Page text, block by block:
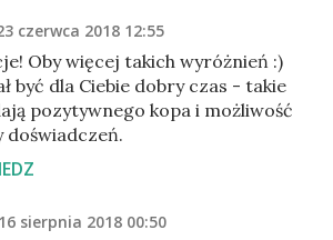
czerwca 2018 12:55
Oby więcej takich wyróżnień :)
być dla Ciebie dobry czas - takie
pozytywnego kopa i możliwość
doświadczeń.
16 sierpnia 2018 00:50